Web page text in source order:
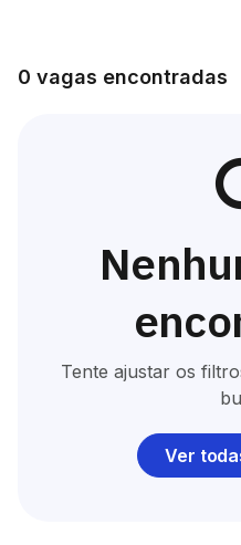
0 vagas encontradas
Tente ajustar os
Ver